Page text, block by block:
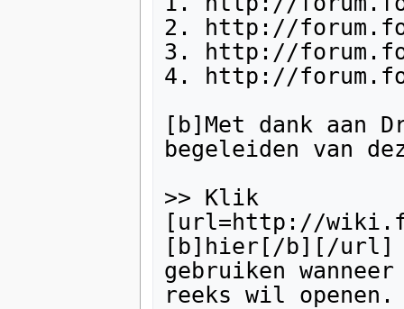
2. http://
3. http://
4. http://
[b]Met dank aan
begeleiden van
>> Klik
[url=http://
[b]hier[/b][/url]
gebruiken
reeks wil openen.